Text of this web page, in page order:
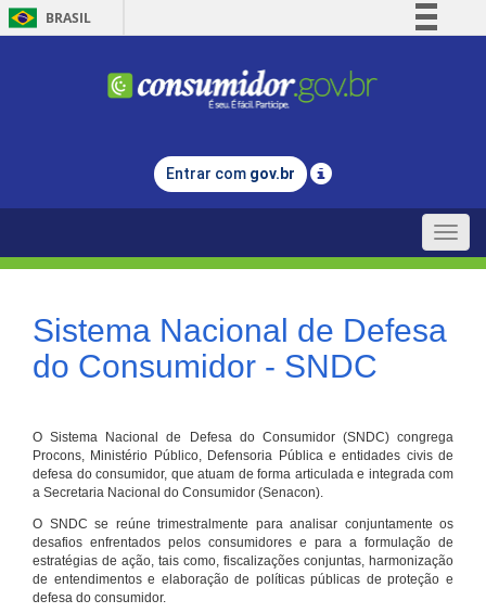
BRASIL
Comunica BR
Legislação
Entrar com gov.br
Toggle
Sistema Nacional de Defesa
do Consumidor - SNDC
O Sistema Nacional de Defesa do Consumidor (SNDC) congrega
Procons, Ministério Público, Defensoria Pública e entidades civis de
defesa do consumidor, que atuam de forma articulada e integrada com
a Secretaria Nacional do Consumidor (Senacon).
O SNDC se reúne trimestralmente para analisar conjuntamente os
desafios enfrentados pelos consumidores e para a formulação de
estratégias de ação, tais como, fiscalizações conjuntas, harmonização
de entendimentos e elaboração de políticas públicas de proteção e
defesa do consumidor.